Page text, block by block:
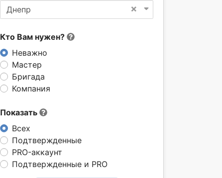
×
Днепр
Кто Вам нужен?
Неважно
Мастер
Бригада
Компания
Показать
Всех
Подтвержденные
PRO-аккаунт
Подтвержденные и PRO